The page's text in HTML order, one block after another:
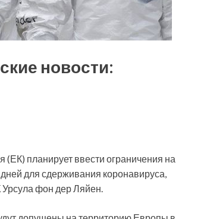
новости:
(ЕК) планирует ввести ограничения на
для сдерживания коронавируса,
фон дер Ляйен.